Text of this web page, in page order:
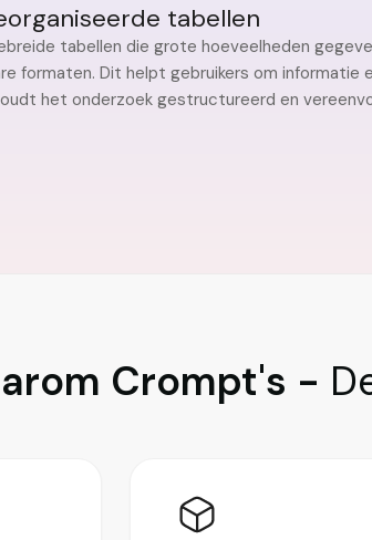
tabellen
tabellen die grote hoeveelheden
formaten. Dit helpt gebruikers om informatie
het onderzoek gestructureerd en
Crompt's -